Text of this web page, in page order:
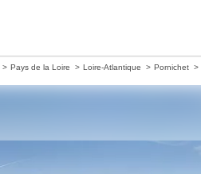
Pays de la Loire Loire-Atlantique Pornichet